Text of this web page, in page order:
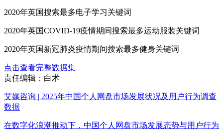
2020年英国搜索最多电子学习关键词
2020年英国COVID-19疫情期间搜索最多运动服装关键词
2020年英国新冠肺炎疫情期间搜索最多健身关键词
点击查看完整数据集
责任编辑：白术
艾媒咨询 | 2025年中国个人网盘市场发展状况及用户行为调查
数据
在数字化浪潮推动下，中国个人网盘市场发展态势与用户行为